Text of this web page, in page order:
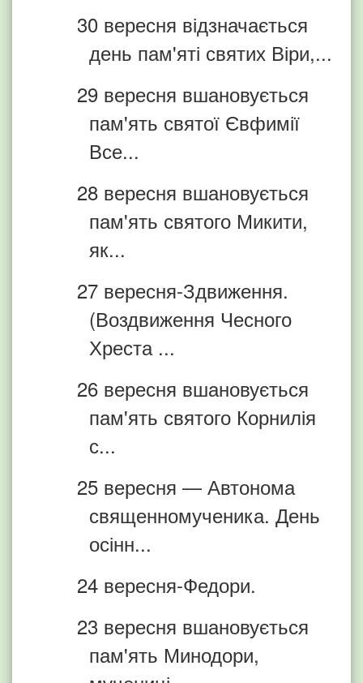
30 вересня відзначається
день пам'яті святих Віри,...
29 вересня вшановується
пам'ять святої Євфимії
Все...
28 вересня вшановується
пам'ять святого Микити,
як...
27 вересня-Здвиження.
(Воздвиження Чесного
Хреста ...
26 вересня вшановується
пам'ять святого Корнилія
с...
25 вересня — Автонома
священномученика. День
осінн...
24 вересня-Федори.
23 вересня вшановується
пам'ять Минодори,